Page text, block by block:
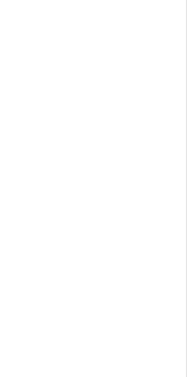
PIB
IBE PIB